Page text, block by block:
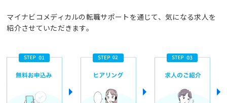
マイナビコメディカルの転職サポートを通じて、気になる求人を
紹介させていただきます。